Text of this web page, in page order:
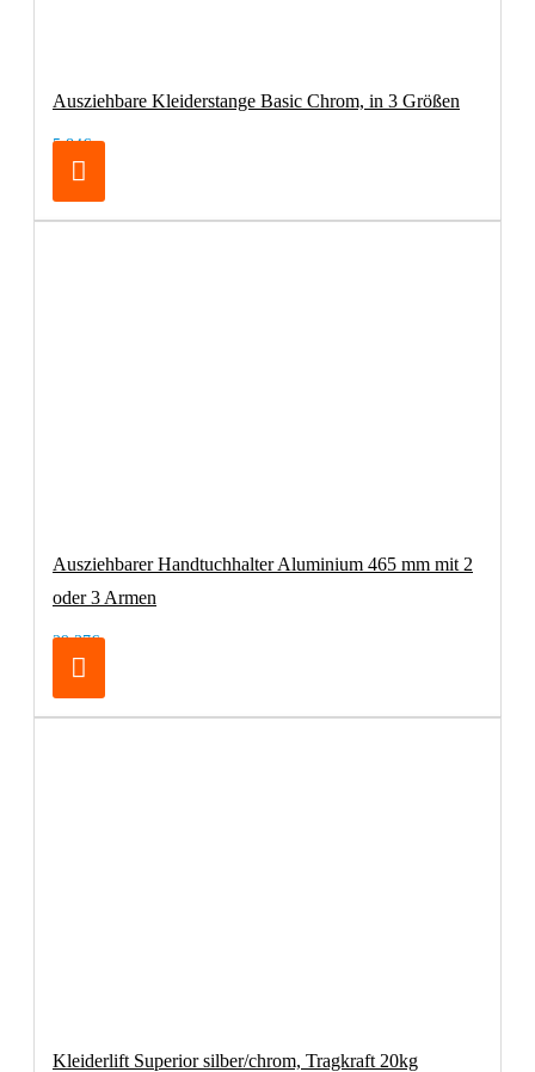
Ausziehbare Kleiderstange Basic Chrom, in 3 Größen
5,84€
Ausziehbarer Handtuchhalter Aluminium 465 mm mit 2
oder 3 Armen
29,37€
Kleiderlift Superior silber/chrom, Tragkraft 20kg